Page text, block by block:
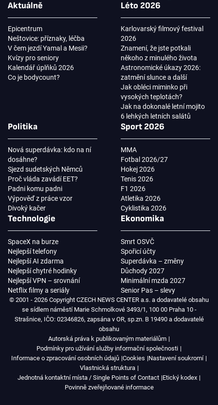
Aktuálně
Epicentrum
Neštovice: příznaky, léčba
V čem jezdí Yamal a Mesii?
Kvízy pro seniory
Kalendář úplňků 2026
Co je bodycount?
Léto 2026
Karlovarský filmový festival
2026
Znamení, že jste potkali
někoho z minulého života
Astronomické úkazy 2026:
zatmění slunce a další
Jak obléci miminko při
vysokých teplotách?
Jak na dokonalé letní mojito
6 lehkých letních salátů
Politika
Nová superdávka: kdo na ní
dosáhne?
Sjezd sudetských Němců
Proč vláda zavádí EET?
Padni komu padni
Výpověď z práce vzor
Divoký kačer
Sport 2026
MMA
Fotbal 2026/27
Hokej 2026
Tenis 2026
F1 2026
Atletika 2026
Cyklistika 2026
Technologie
SpaceX na burze
Nejlepší telefony
Nejlepší AI zdarma
Nejlepší chytré hodinky
Nejlepší VPN – srovnání
Netflix filmy a seriály
Ekonomika
Smrt OSVČ
Spořicí účty
Superdávka – změny
Důchody 2027
Minimální mzda 2027
Senior Pas – slevy
© 2001 - 2026 Copyright CZECH NEWS CENTER a.s. a dodavatelé obsahu
se sídlem náměstí Marie Schmolkové 3493/1, 100 00 Praha 10 -
Strašnice, IČO: 02346826, zapsána v OR, sp.zn. B 19490 a dodavatelé
obsahu
Autorská práva k publikovaným materiálům
Podmínky pro užívání služby informační společnosti
Informace o zpracování osobních údajů Cookies Nastavení soukromí
Vlastnická struktura
Jednotná kontaktní místa / Single Points of Contact Etický kodex
Povinně zveřejňované informace